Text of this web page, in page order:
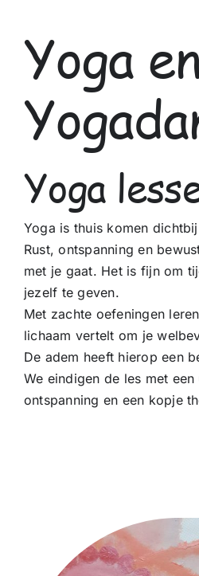
Yoga
Yoga
Yoga is thuis komen
Rust, ontspanning en
met je gaat. Het is fijn om
jezelf te geven.
Met zachte oefeningen
lichaam vertelt om je
De adem heeft hierop een
We eindigen de les met
ontspanning en een kopje